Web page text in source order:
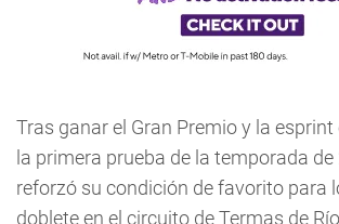
Tras ganar el Gran Premio y la esprint
la primera prueba de la temporada
reforzó su condición de favorito para
doblete en el circuito de Termas de